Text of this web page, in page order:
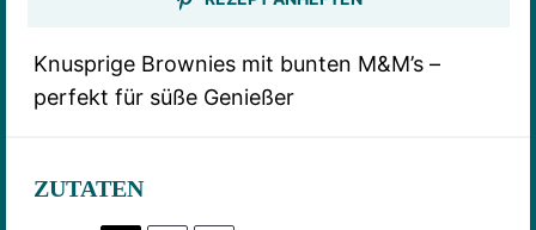
Knusprige Brownies mit bunten M&M’s –
perfekt für süße Genießer
ZUTATEN